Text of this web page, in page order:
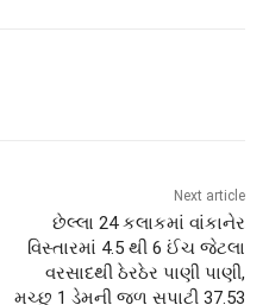
Next article
છેલ્લા 24 કલાકમાં વાંકાનેર
વિસ્તારમાં 4.5 થી 6 ઈંચ જેટલા
વરસાદથી ઠેરઠેર પાણી પાણી,
મચ્છુ 1 ડેમની જળ સપાટી 37.53